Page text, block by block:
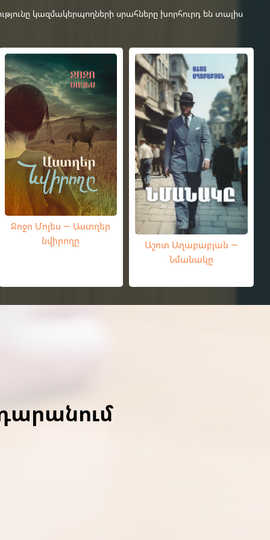
կազմակերպողների սրահները խորհուրդ են տալիս
Ջոջո Մոյես — Աստղեր
նվիրողը
Աշոտ Աղաբաբյան —
Նմանակը